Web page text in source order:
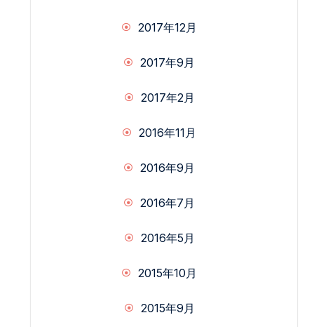
2017年12月
2017年9月
2017年2月
2016年11月
2016年9月
2016年7月
2016年5月
2015年10月
2015年9月